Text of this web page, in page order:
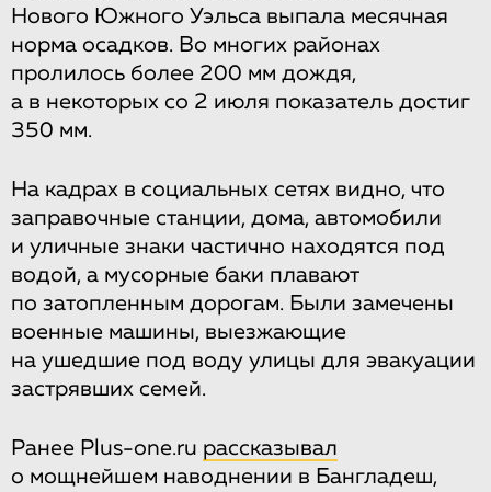
Нового Южного Уэльса выпала месячная
норма осадков. Во многих районах
пролилось более 200 мм дождя,
а в некоторых со 2 июля показатель достиг
350 мм.
На кадрах в социальных сетях видно, что
заправочные станции, дома, автомобили
и уличные знаки частично находятся под
водой, а мусорные баки плавают
по затопленным дорогам. Были замечены
военные машины, выезжающие
на ушедшие под воду улицы для эвакуации
застрявших семей.
Ранее Plus-one.ru рассказывал
о мощнейшем наводнении в Бангладеш,